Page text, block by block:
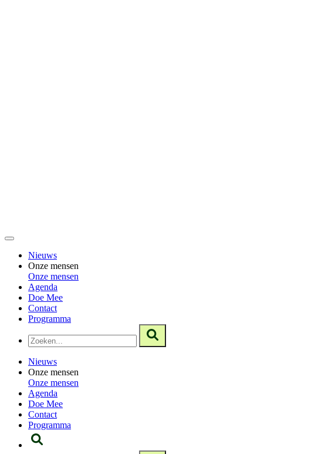
Nieuws
Onze mensen
Onze mensen
Agenda
Doe Mee
Contact
Programma
Nieuws
Onze mensen
Onze mensen
Agenda
Doe Mee
Contact
Programma